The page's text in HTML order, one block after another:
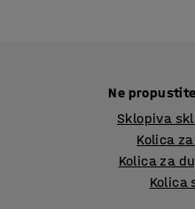
Ne
Sklopiva
Kolica
Kolica za
Kolica